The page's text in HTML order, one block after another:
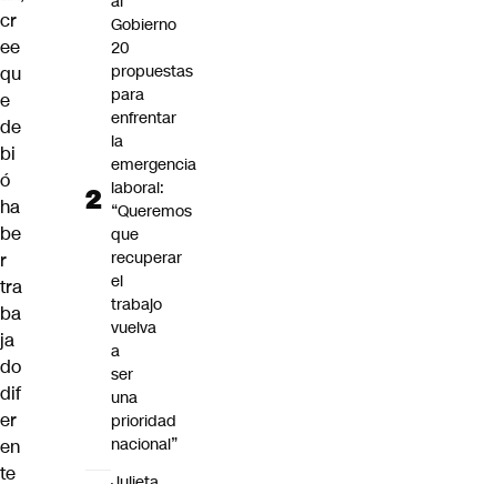
cr
ee
qu
e
de
bi
ó
ha
be
r
tra
ba
ja
do
dif
er
en
te
Gobierno
20
propuestas
para
enfrentar
la
emergencia
laboral:
“Queremos
que
recuperar
el
trabajo
vuelva
a
ser
una
prioridad
nacional”